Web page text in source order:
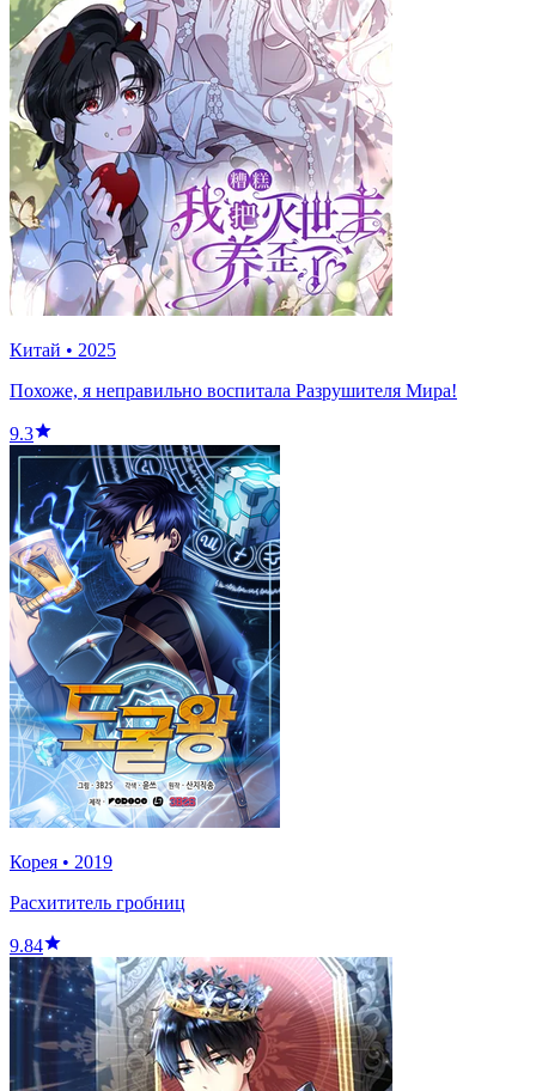
Китай • 2025
Похоже, я неправильно воспитала Разрушителя Мира!
9.3
Корея • 2019
Расхититель гробниц
9.84